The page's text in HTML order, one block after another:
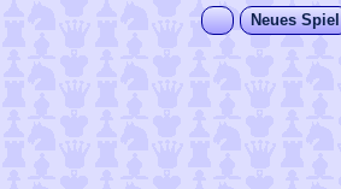
Neues Spiel